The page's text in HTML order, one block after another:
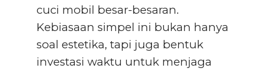
cuci mobil besar-besaran.
Kebiasaan simpel ini bukan hanya
soal estetika, tapi juga bentuk
investasi waktu untuk menjaga